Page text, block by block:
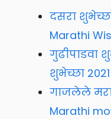
दसरा
Marathi
गुढीपाडवा
शुभेच्छा
गाजलेले
Marathi